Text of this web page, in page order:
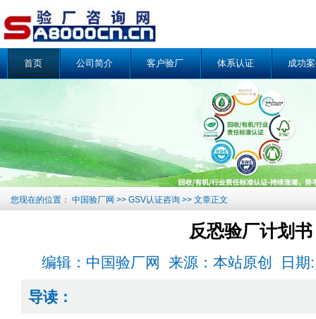
首页 公司简介 客户验厂 体系认证 成功
您现在的位置： 中国验厂网 >> GSV认证咨询 >> 文章正文
反恐验厂计划书
编辑：中国验厂网 来源：本站原创 日期
导读：